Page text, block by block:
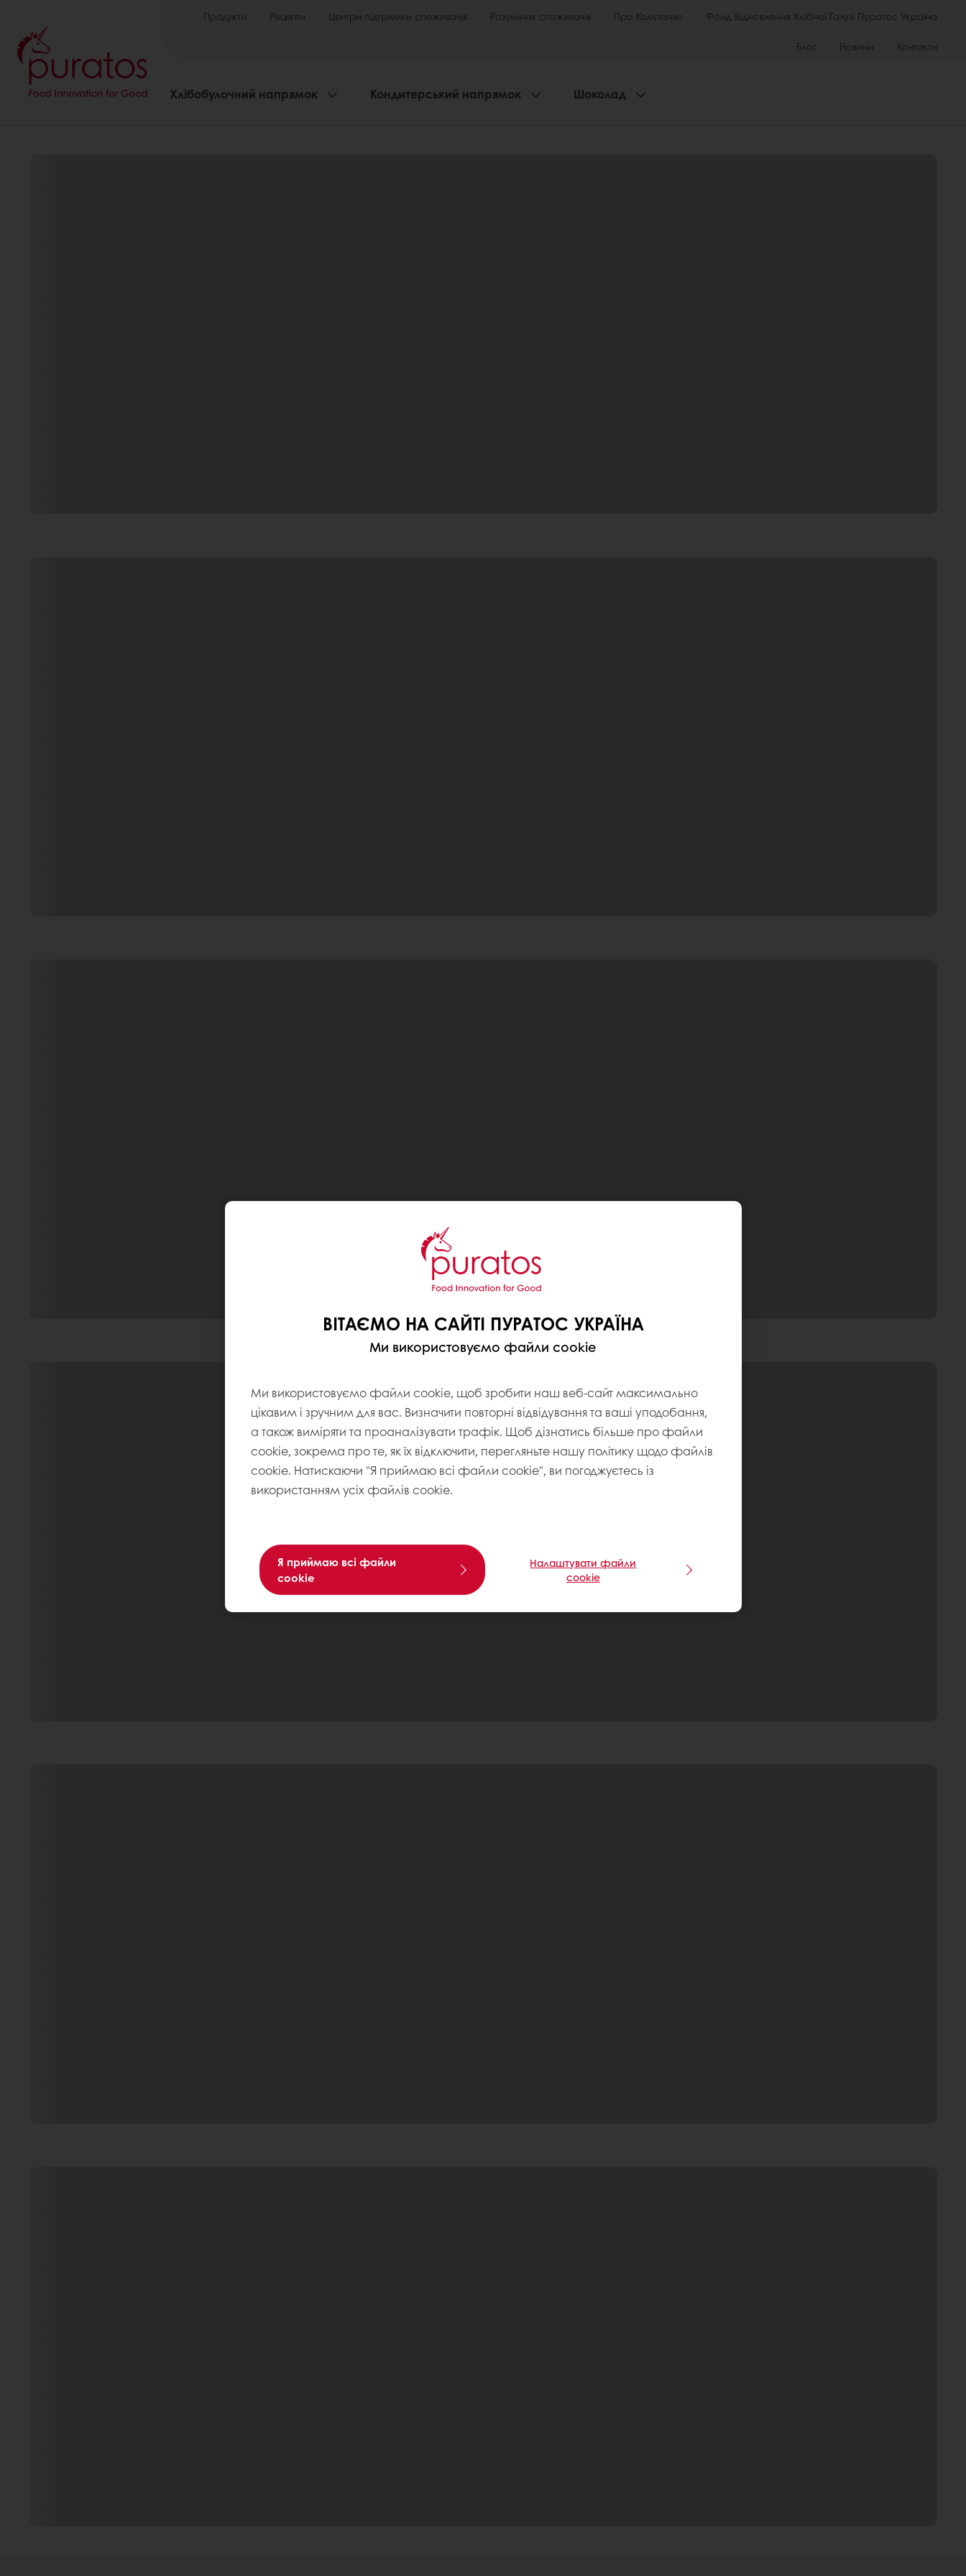
Продукти Рецепти Центри підтримки споживачів Розуміння споживачів Про Компанію Фонд Відновлення Хлібної Галузі Пуратос Україна
Блог Новини Контакти
Хлібобулочний напрямок Кондитерський напрямок Шоколад
ВІТАЄМО НА САЙТІ ПУРАТОС УКРАЇНА
Ми використовуємо файли cookie
Ми використовуємо файли cookie, щоб зробити наш веб-сайт максимально
цікавим і зручним для вас. Визначити повторні відвідування та ваші уподобання,
а також виміряти та проаналізувати трафік. Щоб дізнатись більше про файли
cookie, зокрема про те, як їх відключити, перегляньте нашу політику щодо файлів
cookie. Натискаючи "Я приймаю всі файли cookie", ви погоджуєтесь із
використанням усіх файлів cookie.
Я приймаю всі файли
cookie
Налаштувати файли
cookie